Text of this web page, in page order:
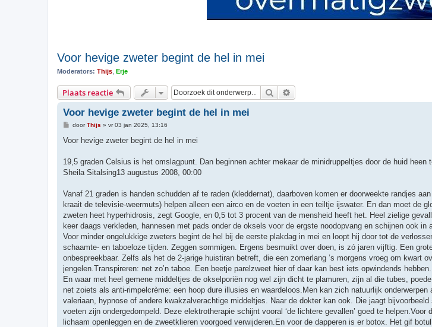
Voor hevige zweter begint de hel in mei
Moderators: Thijs Erje
Plaats reactie Zoek
Voor hevige zweter begint de hel in mei
B
r
h
doorThijs » vr 03 jan 2025, 13:16
Voor hevige zweter begint de hel in mei
19,5 graden Celsius is het omslagpunt. Dan beginnen achter mekaar de minidruppeltjes door de huid heen
Sheila Sitalsing13 augustus 2008, 00:00
Vanaf 21 graden is handen schudden af te raden (kleddernat), daarboven komen er doorweekte randjes
kraait de televisie-weermuts) helpen alleen een airco en de voeten in een teiltje ijswater. En dan moet de
zweten heet hyperhidrosis, zegt Google, en 0,5 tot 3 procent van de mensheid heeft het. Heel zielige
keer daags verkleden, hannesen met pads onder de oksels voor de ergste noodopvang en schijnen ook in
Voor minder ongelukkige zweters begint de hel bij de eerste plakdag in mei en loopt hij door tot de
schaamte- en taboeloze tijden. Zeggen sommigen. Ergens besmuikt over doen, is zó jaren vijftig. Een
onbespreekbaar. Zelfs als het de 2-jarige huistiran betreft, die een zomerlang ’s morgens vroeg om kwart
jengelen.Transpireren: net zo’n taboe. Een beetje parelzweet hier of daar kan best iets opwindends
En waar met heel gemene middeltjes de okselporiën nog wel zijn dicht te plamuren, zijn al die tubes,
net zoiets als anti-rimpelcrème: een hoop dure illusies en waardeloos.Men kan zich natuurlijk onderwerpen
valeriaan, hypnose of andere kwakzalverachtige middeltjes. Naar de dokter kan ook. Die jaagt
voeten zijn ondergedompeld. Deze elektrotherapie schijnt vooral ‘de lichtere gevallen’ goed te
lichaam openleggen en de zweetklieren voorgoed verwijderen.En voor de dapperen is er botox. Het gif